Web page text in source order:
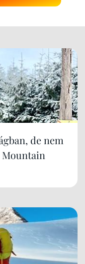
de nem
Mountain